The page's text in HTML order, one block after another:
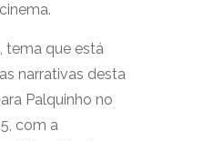
tema que está
narrativas desta
Palquinho no
com a